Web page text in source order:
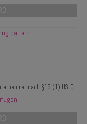
nach §19 (1) UStG.